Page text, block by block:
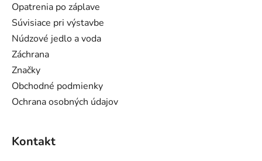
Opatrenia po záplave
Súvisiace pri výstavbe
Núdzové jedlo a voda
Záchrana
Značky
Obchodné podmienky
Ochrana osobných údajov
Kontakt